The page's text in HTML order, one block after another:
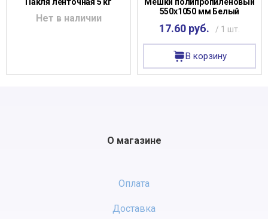
Нет в наличии
550х1050 мм Белый
17.60 руб. / 1 шт.
В корзину
О магазине
Оплата
Доставка